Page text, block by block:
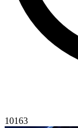
10163